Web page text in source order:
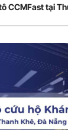
CCMFast tại